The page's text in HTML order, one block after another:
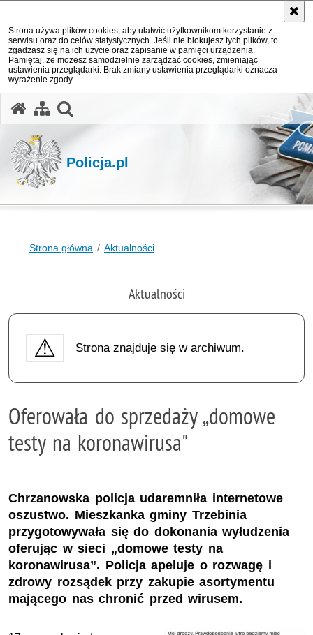
Strona używa plików cookies, aby ułatwić użytkownikom korzystanie z
serwisu oraz do celów statystycznych. Jeśli nie blokujesz tych plików, to
zgadzasz się na ich użycie oraz zapisanie w pamięci urządzenia.
Pamiętaj, że możesz samodzielnie zarządzać cookies, zmieniając
ustawienia przeglądarki. Brak zmiany ustawienia przeglądarki oznacza
wyrażenie zgody.
Policja.pl
Strona główna Aktualności
Aktualności
Strona znajduje się w archiwum.
Oferowała do sprzedaży „domowe
testy na koronawirusa"
Chrzanowska policja udaremniła internetowe
oszustwo. Mieszkanka gminy Trzebinia
przygotowywała się do dokonania wyłudzenia
oferując w sieci „domowe testy na
koronawirusa”. Policja apeluje o rozwagę i
zdrowy rozsądek przy zakupie asortymentu
mającego nas chronić przed wirusem.